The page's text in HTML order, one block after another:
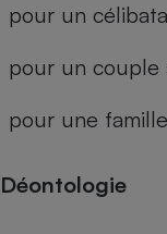
pour un
pour un couple
pour une
Déontologie